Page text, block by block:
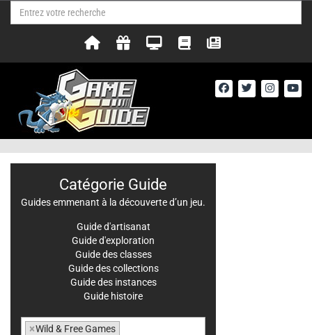
Catégorie Guide
Guides emmenant à la découverte d’un jeu.
Guide d'artisanat
Guide d'exploration
Guide des classes
Guide des collections
Guide des instances
Guide histoire
×Wild & Free Games